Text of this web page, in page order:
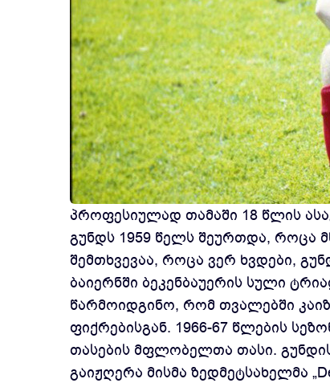
პროფესიულად თამაში 18 წლის
გუნდს 1959 წელს შეურთდა, როცა
შემთხვევაა, როცა ვერ ხვდები,
ბაიერნში ბეკენბაუერის სული
წარმოიდგინო, რომ თვალებში
ფიქრებისგან. 1966-67 წლების
თასების მფლობელთა თასი.
გაიჟღერა მისმა ზედმეტსახელმა